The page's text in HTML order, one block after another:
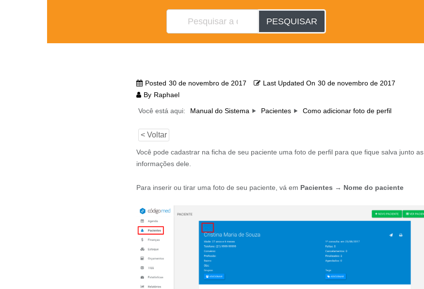
PESQUISAR
Posted 30 de novembro de 2017 Last Updated On 30 de novembro de 2017
By Raphael
Você está aqui: Manual do Sistema Pacientes Como adicionar foto de perfil
< Voltar
Você pode cadastrar na ficha de seu paciente uma foto de perfil para que fique salva junto as
informações dele.
Para inserir ou tirar uma foto de seu paciente, vá em Pacientes → Nome do paciente